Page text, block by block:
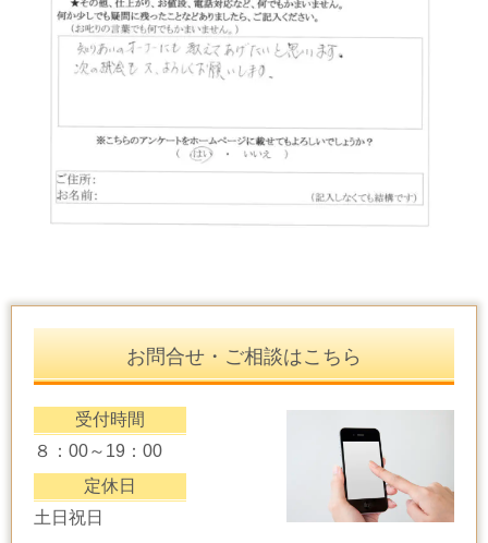
お問合せ・ご相談はこちら
受付時間
８：00～19：00
定休日
土日祝日